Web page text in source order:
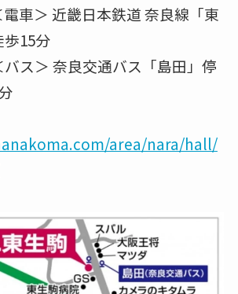
車＞ 近畿日本鉄道 奈良線「東
15分
良交通バス「島田」停
area/nara/hall/